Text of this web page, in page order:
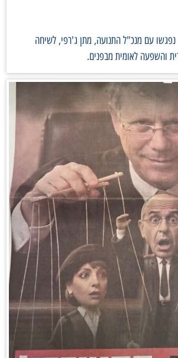
נפגשו עם מנכ"ל התנועה, מתן ג'רפי, לשיחה
והשפעה לאומית מבפנים.